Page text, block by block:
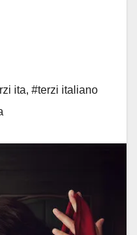
ita, #terzi italiano